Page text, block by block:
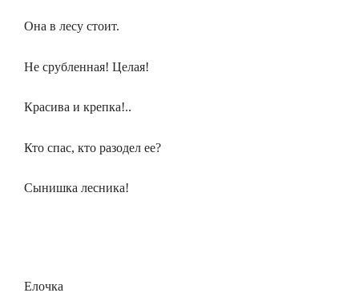
Она в лесу стоит.
Не срубленная! Целая!
Красива и крепка!..
Кто спас, кто разодел ее?
Сынишка лесника!
Елочка